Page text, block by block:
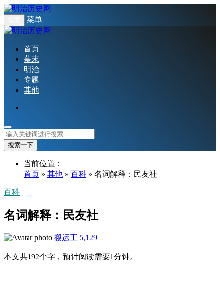
菜单
首页
幕末
明治
专题
其他
搜索一下
当前位置：
首页 » 其他 » 百科 » 名词解释：民友社
百科
名词解释：民友社
搬运工 5,129
本文共192个字，预计阅读需要1分钟。